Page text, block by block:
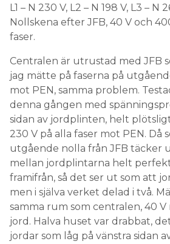
L1 – N 230 V, L2 – N 198 V, L3 – N
Nollskena efter JFB, 40 V och
faser.
Centralen är utrustad med JFB
jag mätte på faserna på
mot PEN, samma problem.
denna gången med
sidan av jordplinten, helt
230 V på alla faser mot PEN. Då
utgående nolla från JFB täcker
mellan jordplintarna helt
framifrån, så det ser ut som att
men i själva verket delad i två.
samma rum som centralen, 40
jord. Halva huset var drabbat,
jordar som låg på vänstra sidan